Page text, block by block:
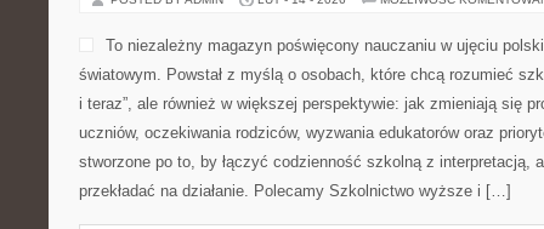
To niezależny magazyn poświęcony nauczaniu w ujęciu
światowym. Powstał z myślą o osobach, które chcą rozumieć
i teraz”, ale również w większej perspektywie: jak zmieniają się
uczniów, oczekiwania rodziców, wyzwania edukatorów oraz
stworzone po to, by łączyć codzienność szkolną z interpretacją,
przekładać na działanie. Polecamy Szkolnictwo wyższe i […]